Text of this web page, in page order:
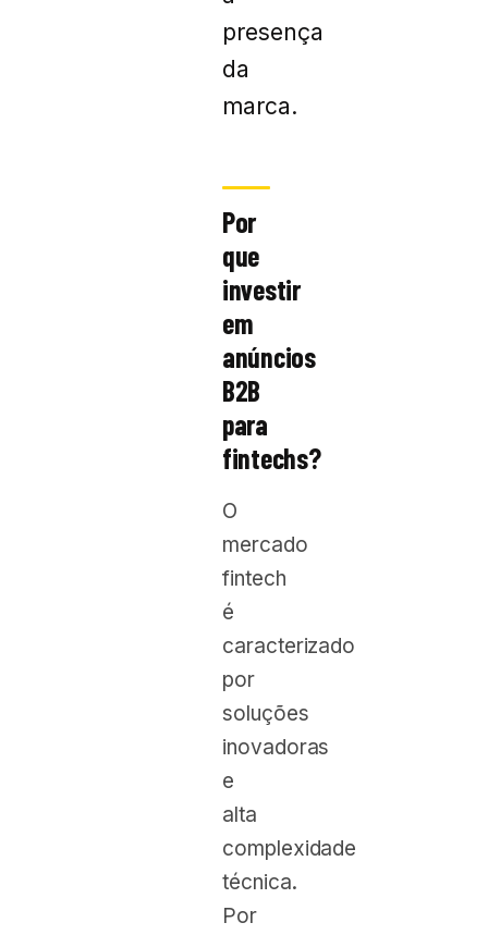
presença
da
marca.
Por
que
investir
em
anúncios
B2B
para
fintechs?
O
mercado
fintech
é
caracterizado
por
soluções
inovadoras
e
alta
complexidade
técnica.
Por